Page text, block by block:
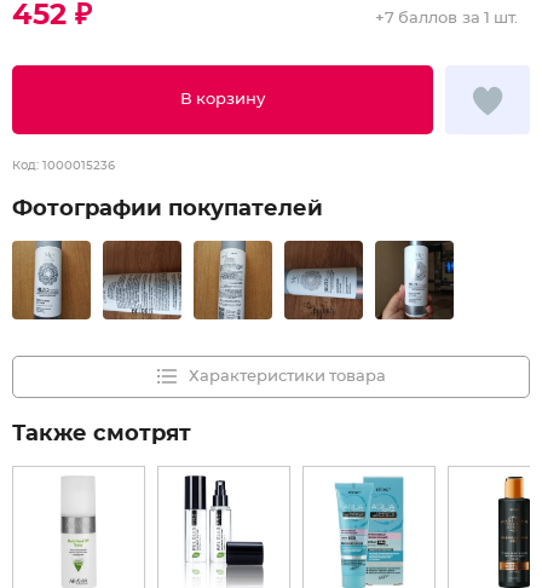
452 ₽
В корзину
+7 баллов за 1 шт.
Код: 1000015236
Фотографии покупателей
Характеристики товара
Также смотрят